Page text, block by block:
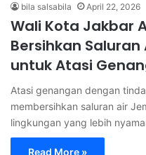
bila salsabila April 22, 2026
Wali Kota Jakbar
Bersihkan
untuk Atasi
Atasi genangan dengan
membersihkan saluran air
lingkungan yang lebih
Read More »